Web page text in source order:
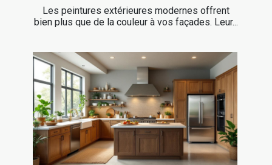
Les peintures extérieures modernes offrent
bien plus que de la couleur à vos façades. Leur...